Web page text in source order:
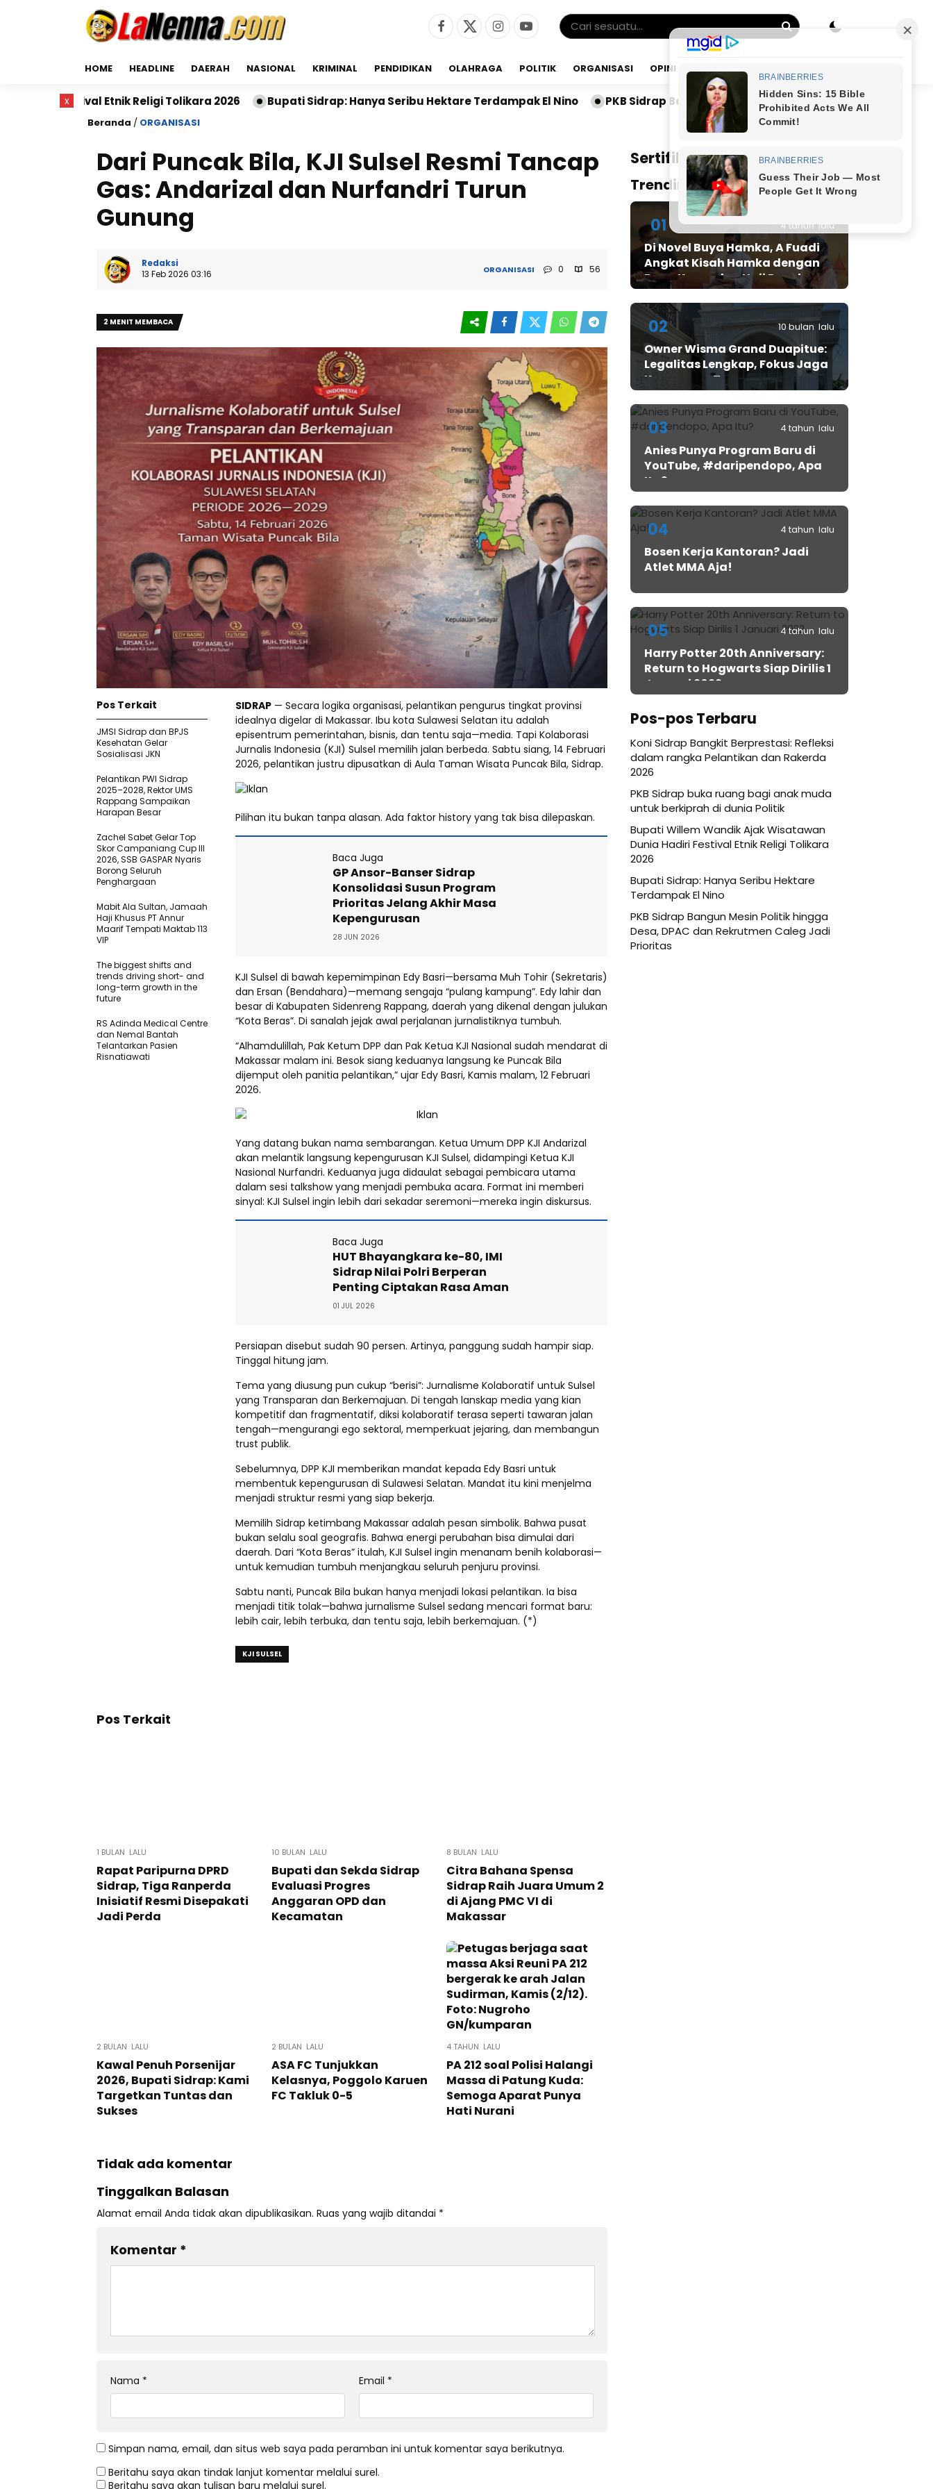
HOME HEADLINE DAERAH NASIONAL KRIMINAL PENDIDIKAN OLAHRAGA POLITIK ORGANISASI OPINI MINGGU, 09 AGU 2026
Etnik Religi Tolikara 2026 Bupati Sidrap: Hanya Seribu Hektare Terdampak El Nino PKB Sidrap Bangun Mesin Politik hingga Desa, DPAC dan Rekrutmen
Beranda / ORGANISASI
Dari Puncak Bila, KJI Sulsel Resmi Tancap
Gas: Andarizal dan Nurfandri Turun
Gunung
Redaksi
13 Feb 2026 03:16
ORGANISASI 0 56
2 MENIT MEMBACA
SIDRAP — Secara logika organisasi, pelantikan pengurus tingkat provinsi
idealnya digelar di Makassar. Ibu kota Sulawesi Selatan itu adalah
episentrum pemerintahan, bisnis, dan tentu saja—media. Tapi Kolaborasi
Jurnalis Indonesia (KJI) Sulsel memilih jalan berbeda. Sabtu siang, 14 Februari
2026, pelantikan justru dipusatkan di Aula Taman Wisata Puncak Bila, Sidrap.
Pilihan itu bukan tanpa alasan. Ada faktor history yang tak bisa dilepaskan.
Baca Juga
GP Ansor-Banser Sidrap
Konsolidasi Susun Program
Prioritas Jelang Akhir Masa
Kepengurusan
28 JUN 2026
KJI Sulsel di bawah kepemimpinan Edy Basri—bersama Muh Tohir (Sekretaris)
dan Ersan (Bendahara)—memang sengaja “pulang kampung”. Edy lahir dan
besar di Kabupaten Sidenreng Rappang, daerah yang dikenal dengan julukan
“Kota Beras”. Di sanalah jejak awal perjalanan jurnalistiknya tumbuh.
“Alhamdulillah, Pak Ketum DPP dan Pak Ketua KJI Nasional sudah mendarat di
Makassar malam ini. Besok siang keduanya langsung ke Puncak Bila
dijemput oleh panitia pelantikan,” ujar Edy Basri, Kamis malam, 12 Februari
2026.
Yang datang bukan nama sembarangan. Ketua Umum DPP KJI Andarizal
akan melantik langsung kepengurusan KJI Sulsel, didampingi Ketua KJI
Nasional Nurfandri. Keduanya juga didaulat sebagai pembicara utama
dalam sesi talkshow yang menjadi pembuka acara. Format ini memberi
sinyal: KJI Sulsel ingin lebih dari sekadar seremoni—mereka ingin diskursus.
Baca Juga
HUT Bhayangkara ke-80, IMI
Sidrap Nilai Polri Berperan
Penting Ciptakan Rasa Aman
01 JUL 2026
Persiapan disebut sudah 90 persen. Artinya, panggung sudah hampir siap.
Tinggal hitung jam.
Tema yang diusung pun cukup “berisi”: Jurnalisme Kolaboratif untuk Sulsel
yang Transparan dan Berkemajuan. Di tengah lanskap media yang kian
kompetitif dan fragmentatif, diksi kolaboratif terasa seperti tawaran jalan
tengah—mengurangi ego sektoral, memperkuat jejaring, dan membangun
trust publik.
Sebelumnya, DPP KJI memberikan mandat kepada Edy Basri untuk
membentuk kepengurusan di Sulawesi Selatan. Mandat itu kini menjelma
menjadi struktur resmi yang siap bekerja.
Memilih Sidrap ketimbang Makassar adalah pesan simbolik. Bahwa pusat
bukan selalu soal geografis. Bahwa energi perubahan bisa dimulai dari
daerah. Dari “Kota Beras” itulah, KJI Sulsel ingin menanam benih kolaborasi—
untuk kemudian tumbuh menjangkau seluruh penjuru provinsi.
Sabtu nanti, Puncak Bila bukan hanya menjadi lokasi pelantikan. Ia bisa
menjadi titik tolak—bahwa jurnalisme Sulsel sedang mencari format baru:
lebih cair, lebih terbuka, dan tentu saja, lebih berkemajuan. (*)
KJI SULSEL
Pos Terkait
JMSI Sidrap dan BPJS
Kesehatan Gelar
Sosialisasi JKN
Pelantikan PWI Sidrap
2025–2028, Rektor UMS
Rappang Sampaikan
Harapan Besar
Zachel Sabet Gelar Top
Skor Campaniang Cup III
2026, SSB GASPAR Nyaris
Borong Seluruh
Penghargaan
Mabit Ala Sultan, Jamaah
Haji Khusus PT Annur
Maarif Tempati Maktab 113
VIP
The biggest shifts and
trends driving short- and
long-term growth in the
future
RS Adinda Medical Centre
dan Nemal Bantah
Telantarkan Pasien
Risnatiawati
Pos Terkait
1 BULAN LALU
Rapat Paripurna DPRD
Sidrap, Tiga Ranperda
Inisiatif Resmi Disepakati
Jadi Perda
10 BULAN LALU
Bupati dan Sekda Sidrap
Evaluasi Progres
Anggaran OPD dan
Kecamatan
8 BULAN LALU
Citra Bahana Spensa
Sidrap Raih Juara Umum 2
di Ajang PMC VI di
Makassar
2 BULAN LALU
Kawal Penuh Porsenijar
2026, Bupati Sidrap: Kami
Targetkan Tuntas dan
Sukses
2 BULAN LALU
ASA FC Tunjukkan
Kelasnya, Poggolo Karuen
FC Takluk 0-5
4 TAHUN LALU
PA 212 soal Polisi Halangi
Massa di Patung Kuda:
Semoga Aparat Punya
Hati Nurani
Tidak ada komentar
Tinggalkan Balasan
Alamat email Anda tidak akan dipublikasikan. Ruas yang wajib ditandai *
Komentar *
Nama * Email *
Simpan nama, email, dan situs web saya pada peramban ini untuk komentar saya berikutnya.
Beritahu saya akan tindak lanjut komentar melalui surel.
Beritahu saya akan tulisan baru melalui surel.
Sertifikat JMSI
Trending Post
01 4 tahun lalu
Di Novel Buya Hamka, A Fuadi
Angkat Kisah Hamka dengan
Bung Karno dan Haji Rasul
02 10 bulan lalu
Owner Wisma Grand Duapitue:
Legalitas Lengkap, Fokus Jaga
Keamanan Tamu
03 4 tahun lalu
Anies Punya Program Baru di
YouTube, #daripendopo, Apa
Itu?
04 4 tahun lalu
Bosen Kerja Kantoran? Jadi
Atlet MMA Aja!
05 4 tahun lalu
Harry Potter 20th Anniversary:
Return to Hogwarts Siap Dirilis 1
Januari 2022
Pos-pos Terbaru
Koni Sidrap Bangkit Berprestasi: Refleksi
dalam rangka Pelantikan dan Rakerda
2026
PKB Sidrap buka ruang bagi anak muda
untuk berkiprah di dunia Politik
Bupati Willem Wandik Ajak Wisatawan
Dunia Hadiri Festival Etnik Religi Tolikara
2026
Bupati Sidrap: Hanya Seribu Hektare
Terdampak El Nino
PKB Sidrap Bangun Mesin Politik hingga
Desa, DPAC dan Rekrutmen Caleg Jadi
Prioritas
x x